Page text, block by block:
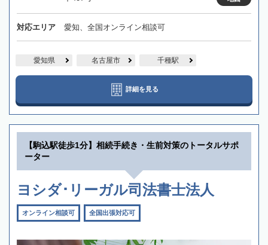
対応エリア 愛知、全国オンライン相談可
愛知県 名古屋市 千種駅
詳細を見る
【駒込駅徒歩1分】相続手続き・生前対策のトータルサポ
ーター
ヨシダ･リーガル司法書士法人
オンライン相談可 全国出張対応可